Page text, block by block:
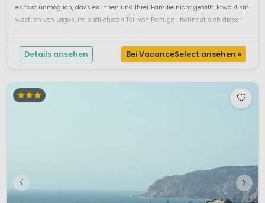
es fast unmöglich, dass es Ihnen und Ihrer Familie nicht gefällt. Etwa 4 km
westlich von Lagos, im südlichsten Teil von Portugal, befindet sich dieser
Details ansehen Bei VacanceSelect ansehen »